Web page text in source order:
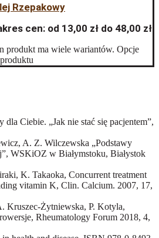
Rzepakowy
cen: od 13,00 zł do 48,00 zł
produkt ma wiele wariantów. Opcje
dla Ciebie. „Jak nie stać się pacjentem”,
A. Z. Wilczewska „Podstawy
WSKiOZ w Białymstoku, Białystok
K. Takaoka, Concurrent treatment
vitamin K, Clin. Calcium. 2007, 17,
Kruszec-Żytniewska, P. Kotyla,
Rheumatology Forum 2018, 4,